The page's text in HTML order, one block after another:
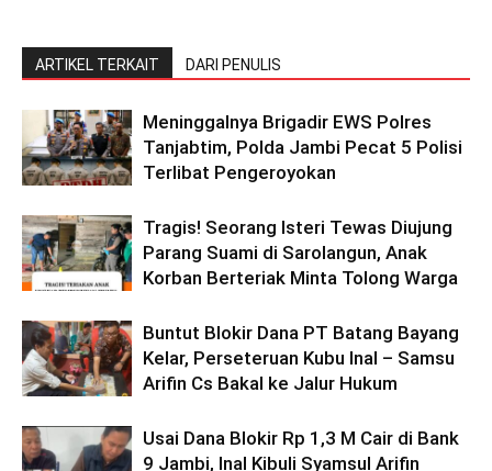
ARTIKEL TERKAIT DARI PENULIS
Meninggalnya Brigadir EWS Polres
Tanjabtim, Polda Jambi Pecat 5 Polisi
Terlibat Pengeroyokan
Tragis! Seorang Isteri Tewas Diujung
Parang Suami di Sarolangun, Anak
Korban Berteriak Minta Tolong Warga
Buntut Blokir Dana PT Batang Bayang
Kelar, Perseteruan Kubu Inal – Samsu
Arifin Cs Bakal ke Jalur Hukum
Usai Dana Blokir Rp 1,3 M Cair di Bank
9 Jambi, Inal Kibuli Syamsul Arifin